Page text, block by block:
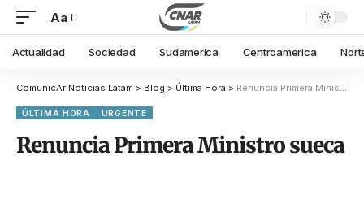
Aa
Actualidad Sociedad Sudamerica Centroamerica
ComunicAr Noticias Latam > Blog > Última Hora > Renuncia Primera Ministro sueca
ÚLTIMA HORA URGENTE
Renuncia Primera Ministro sueca